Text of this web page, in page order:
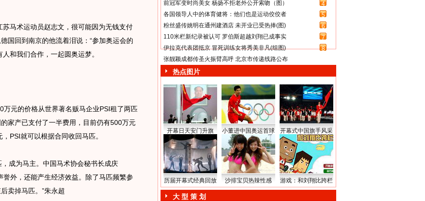
马术运动员赵志文，很可能因为无钱支付
国回到南京的他流着泪说：“参加奥运会的
和我们合作，一起圆奥运梦。
元的价格从世界著名贩马企业PSI租了两匹
家产已支付了一半费用，目前仍有500万元
PSI就可以根据合同收回马匹。
成为马主。中国马术协会秘书长成庆
外，还能产生经济效益。除了马匹频繁参
卖掉马匹。”朱永超
前冠军变时尚美女 杨扬不拒老外公开索吻（图）
4
各国领导人中的体育健将：他们也是运动佼佼者
5
粉丝盛传姚明在通州建酒店 未开业已受热捧(图)
6
110米栏新纪录被认可 罗伯斯超越刘翔已成事实
7
伊拉克代表团抵京 冒死训练女将秀美非凡(组图)
8
张靓颖成都传圣火振臂高呼 北京市传递线路公布
热点图片
开幕日天安门升旗 小董进中国奥运首球 开幕式中国旗手风采
历届开幕式经典回放 沙排宝贝热辣性感 游戏：和刘翔比跨栏
大 型 策 划